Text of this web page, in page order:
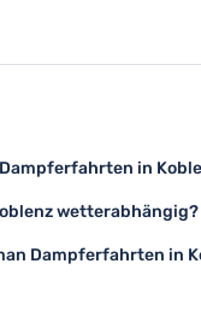
in
Fahrten oder Fahrten
wetterabhängig?
in der Regel auch
Dampferfahrten in